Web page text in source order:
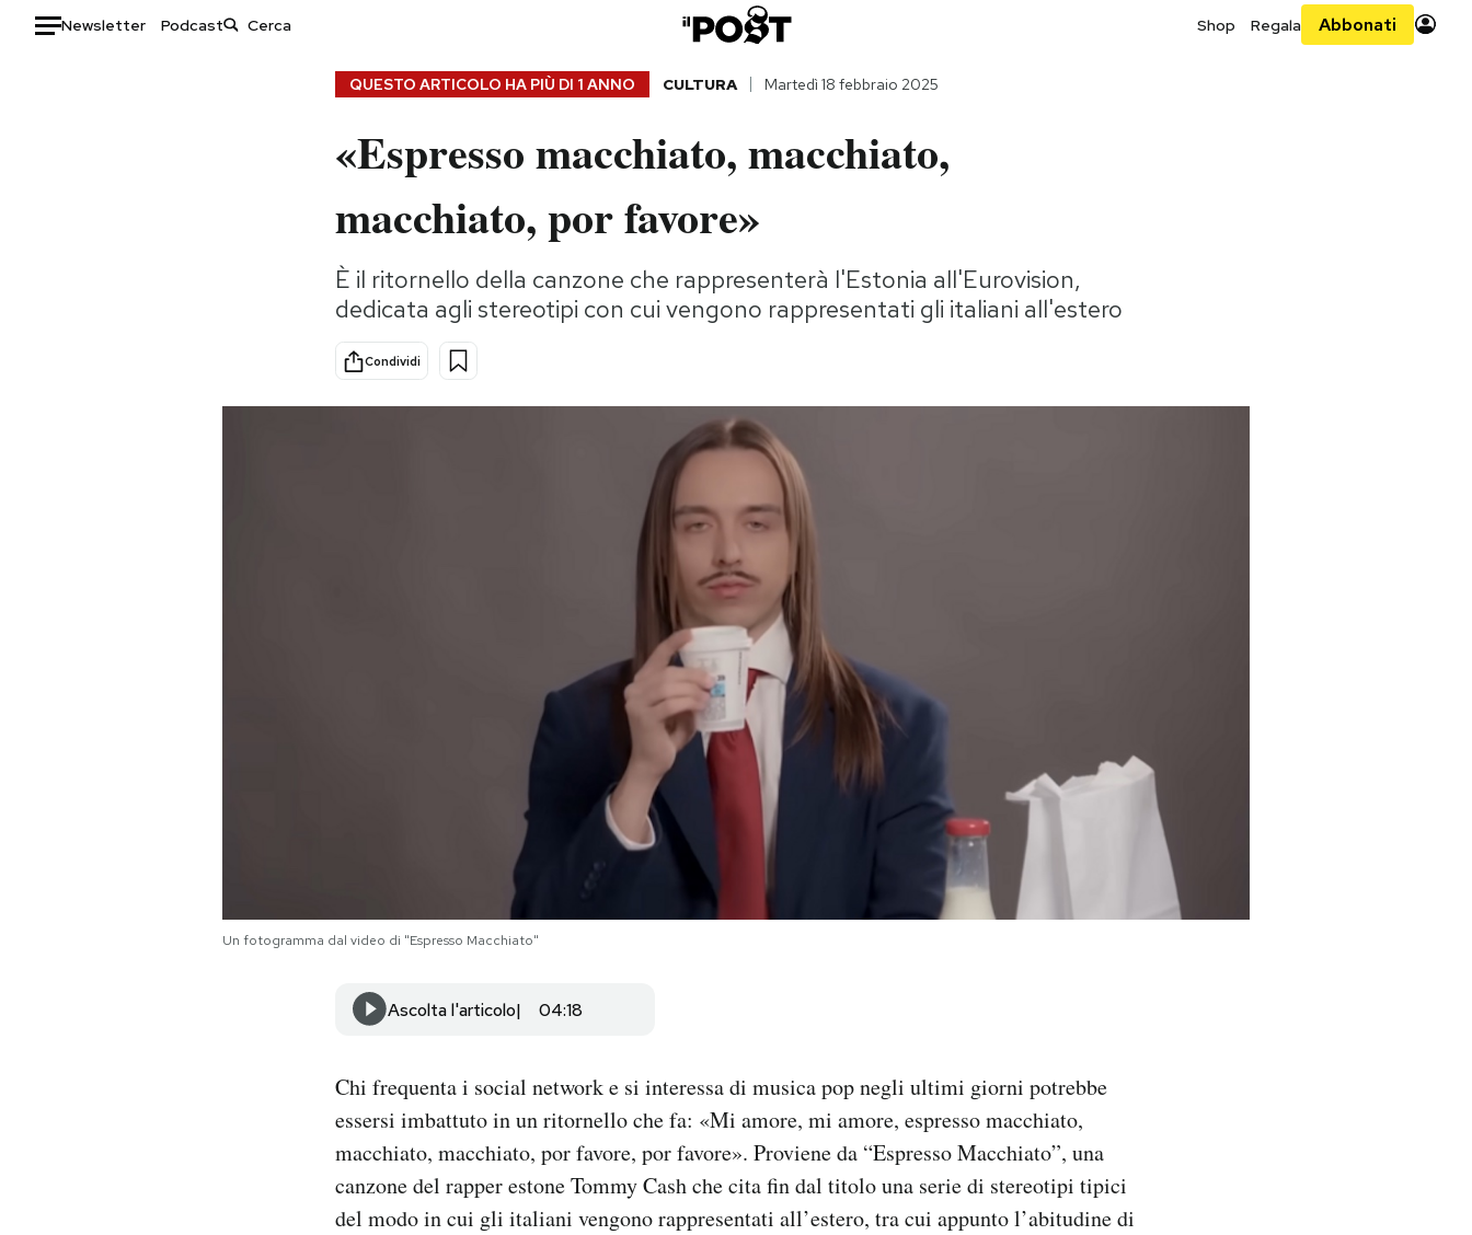
Newsletter Podcast Shop Regala Abbonati
Storie/Idee
Ok Boomer!
Altrecose
QUESTO ARTICOLO HA PIÙ DI 1 ANNO CULTURA Martedì 18 febbraio 2025
«Espresso macchiato, macchiato,
macchiato, por favore»
È il ritornello della canzone che rappresenterà l'Estonia all'Eurovision,
dedicata agli stereotipi con cui vengono rappresentati gli italiani all'estero
Condividi
Un fotogramma dal video di "Espresso Macchiato"
Ascolta l'articolo 04:18
Chi frequenta i social network e si interessa di musica pop negli ultimi giorni potrebbe
essersi imbattuto in un ritornello che fa: «Mi amore, mi amore, espresso macchiato,
macchiato, macchiato, por favore, por favore». Proviene da “Espresso Macchiato”, una
canzone del rapper estone Tommy Cash che cita fin dal titolo una serie di stereotipi tipici
del modo in cui gli italiani vengono rappresentati all’estero, tra cui appunto l’abitudine di